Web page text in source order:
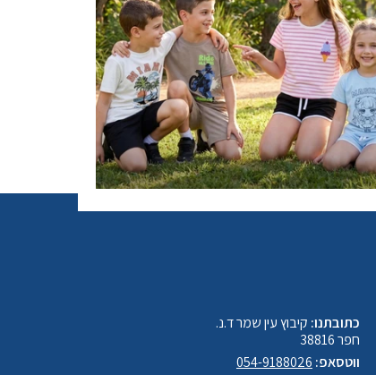
כתובתנו: קיבוץ עין שמר ד.נ.
חפר 38816
ווטסאפ: 054-9188026